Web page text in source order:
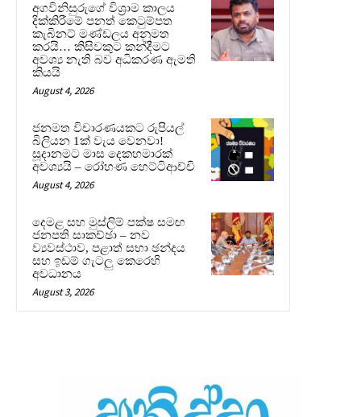
අගවිනිසුරුගේ විශ්‍රාම කාලය
දික්කිරීමේ පනත් කෙටුම්පත
කැබිනට් මණ්ඩලය අනුමත
කරයි… කිසිවකුට කන්දීමට
අවශ්‍ය නැති බව අධිකරණ ඇමති
කියයි
August 4, 2026
ජනමත විචාරණයකට රුපියල්
බිලියන 1ක් වැය වෙනවා!
සූදානමට මාස දෙකහමාරක්
අවශ්‍යයි – රෝහණ හෙට්ටිආච්චි
August 4, 2026
දෙමළ සහ මුස්ලිම් පක්ෂ සමඟ
ජනපති සාකච්ඡා – නව
ව්‍යවස්ථාව, පළාත් සභා ඡන්දය
සහ ඉඩම් ගැටලු කෙරෙහි
අවධානය
August 3, 2026